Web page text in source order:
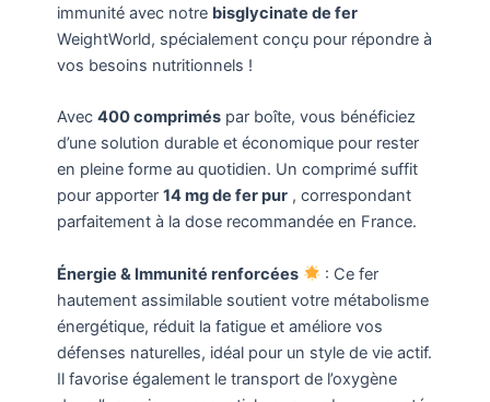
immunité avec notre bisglycinate de fer
WeightWorld, spécialement conçu pour répondre à
vos besoins nutritionnels !
Avec 400 compriméspar boîte, vous bénéficiez
d’une solution durable et économique pour rester
en pleine forme au quotidien. Un comprimé suffit
pour apporter 14 mg de fer pur, correspondant
parfaitement à la dose recommandée en France.
Énergie & Immunité renforcées
: Ce fer
hautement assimilable soutient votre métabolisme
énergétique, réduit la fatigue et améliore vos
défenses naturelles, idéal pour un style de vie actif.
Il favorise également le transport de l’oxygène